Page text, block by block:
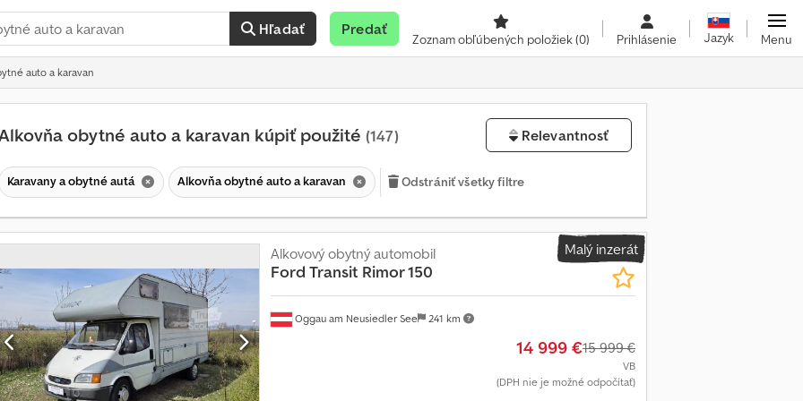
Hľadať Predať
Zoznam obľúbených položiek(0) Prihlásenie Jazyk Menu
auto a karavan
obytné auto a karavan kúpiť použité (147) Relevantnosť
Karavany a obytné autá Alkovňa obytné auto a karavan Odstrániť všetky filtre
Malý inzerát
Oggau am Neusiedler See 241 km
Alkovový obytný automobil
Ford Transit Rimor 150
14 999 €15 999 €
VB
(DPH nie je možné odpočítať)